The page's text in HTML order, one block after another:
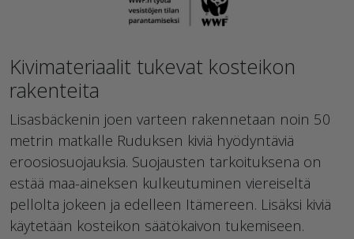
Kivimateriaalit tukevat kosteikon
rakenteita
Lisasbäckenin joen varteen rakennetaan noin 50
metrin matkalle Ruduksen kiviä hyödyntäviä
eroosiosuojauksia. Suojausten tarkoituksena on
estää maa-aineksen kulkeutuminen viereiseltä
pellolta jokeen ja edelleen Itämereen. Lisäksi kiviä
käytetään kosteikon säätökaivon tukemiseen.